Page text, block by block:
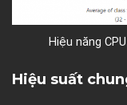
Hiệu năng
Hiệu suất